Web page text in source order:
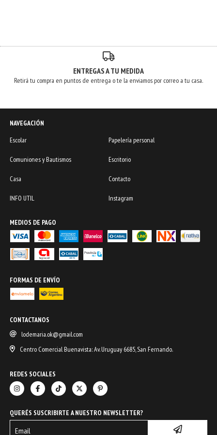
ENTREGAS A TU MEDIDA
Retirá tu compra en puntos de entrega o te la enviamos por correo a tu casa.
NAVEGACIÓN
Escolar
Papelería personal
Comuniones y Bautismos Escritorio
Casa Contacto
INFO UTIL Instagram
MEDIOS DE PAGO
FORMAS DE ENVÍO
CONTACTANOS
lodemaria.ok@gmail.com
Centro Comercial Buenavista: Av. Uruguay 6685, San Fernando.
REDES SOCIALES
QUERÉS SUSCRIBIRTE A NUESTRO NEWSLETTER?